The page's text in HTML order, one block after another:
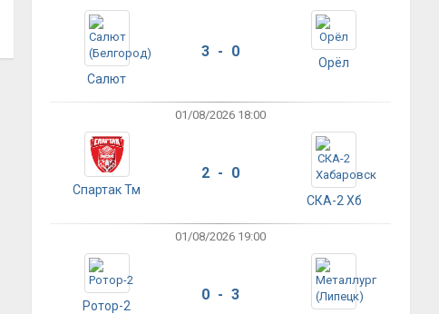
Салют
3 - 0
Орёл
01/08/2026 18:00
Спартак Тм
2 - 0
СКА-2 Хб
01/08/2026 19:00
Ротор-2
0 - 3